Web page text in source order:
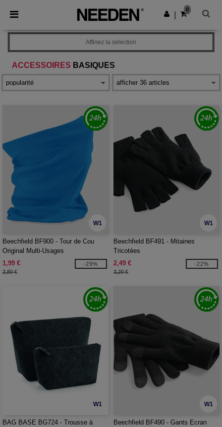
× Appli Needen
Meilleurs prix sur l’app !
Obtenir l'appli
0
ACCESSOIRES BASIQUES
Affinez la selection
W1
Beechfield BF900 - Tour de Cou
Original Multi-Usages
1,99 €
2,80 €
-29%
W1
Beechfield BF491 - Mitaines
Tricotées
2,49 €
3,20 €
-22%
W1
BAG BASE BG724 - Trousse à
W1
Beechfield BF490 - Gants Ecran